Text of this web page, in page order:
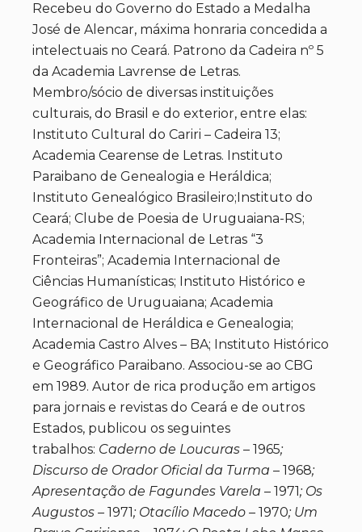
Recebeu do Governo do Estado a Medalha
José de Alencar, máxima honraria concedida a
intelectuais no Ceará. Patrono da Cadeira nº 5
da Academia Lavrense de Letras.
Membro/sócio de diversas instituições
culturais, do Brasil e do exterior, entre elas:
Instituto Cultural do Cariri – Cadeira 13;
Academia Cearense de Letras. Instituto
Paraibano de Genealogia e Heráldica;
Instituto Genealógico Brasileiro;Instituto do
Ceará; Clube de Poesia de Uruguaiana-RS;
Academia Internacional de Letras “3
Fronteiras”; Academia Internacional de
Ciências Humanísticas; Instituto Histórico e
Geográfico de Uruguaiana; Academia
Internacional de Heráldica e Genealogia;
Academia Castro Alves – BA; Instituto Histórico
e Geográfico Paraibano. Associou-se ao CBG
em 1989. Autor de rica produção em artigos
para jornais e revistas do Ceará e de outros
Estados, publicou os seguintes
trabalhos: Caderno de Loucuras – 1965;
Discurso de Orador Oficial da Turma – 1968;
Apresentação de Fagundes Varela – 1971; Os
Augustos – 1971; Otacílio Macedo – 1970; Um